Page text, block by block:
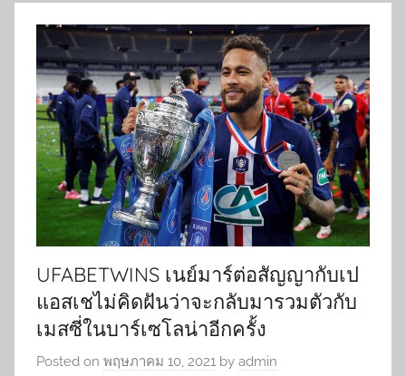
UFABETWINS เนย์มาร์ต่อสัญญากับเป
แอสเชไม่คิดฝันว่าจะกลับมารวมตัวกับ
เมสซี่ในบาร์เซโลน่าอีกครั้ง
Posted on พฤษภาคม 10, 2021 by admin